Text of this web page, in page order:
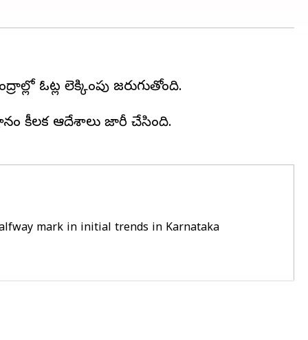
ఓట్ల లెక్కింపు జరుగుతోంది.
కీలక ఆదేశాలు జారీ చేసింది.
mark in initial trends in Karnataka